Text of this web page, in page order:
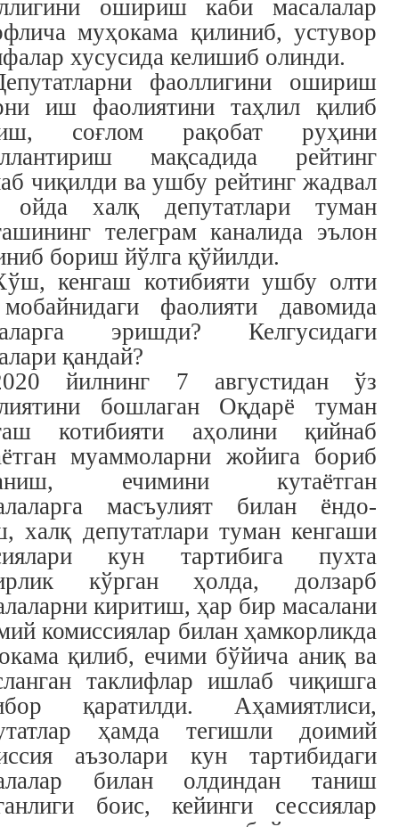
ошириш каби масалалар
муҳокама қилиниб, устувор
хусусида келишиб олинди.
фаоллигини ошириш
иш фаолиятини таҳлил қилиб
соғлом рақобат руҳини
мақсадида рейтинг
чиқилди ва ушбу рейтинг жадвал
ойда халқ депутатлари туман
телеграм каналида эълон
бориш йўлга қўйилди.
кенгаш котибияти ушбу олти
фаолияти давомида
эришди? Келгусидаги
қандай?
йилнинг 7 августидан ўз
бошлаган Оқдарё туман
котибияти аҳолини қийнаб
муаммоларни жойига бориб
ечимини кутаётган
масъулият билан ёндо-
халқ депутатлари туман кенгаши
кун тартибига пухта
кўрган ҳолда, долзарб
киритиш, ҳар бир масалани
комиссиялар билан ҳамкорликда
қилиб, ечими бўйича аниқ ва
таклифлар ишлаб чиқишга
қаратилди. Аҳамиятлиси,
ҳамда тегишли доимий
аъзолари кун тартибидаги
билан олдиндан таниш
боис, кейинги сессиялар